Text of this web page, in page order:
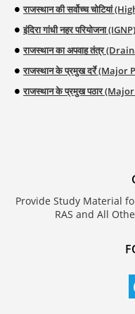
राजस्थान की सर्वोच्च चोटियां
इंदिरा गांधी नहर परियोजना (IGNP)
राजस्थान का अपवाह तंत्र
राजस्थान के प्रमुख दर्रे
राजस्थान के प्रमुख पठार
Provide Study Material
RAS and All